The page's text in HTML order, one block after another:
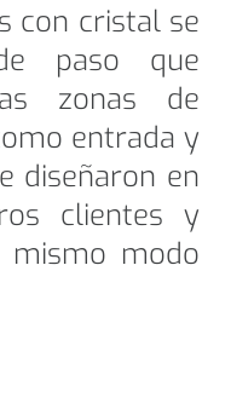
con cristal se
paso que
zonas de
entrada y
diseñaron en
clientes y
mismo modo